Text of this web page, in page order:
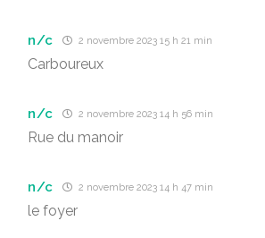
n/c 2 novembre 2023 15 h 21 min
Carboureux
n/c 2 novembre 2023 14 h 56 min
Rue du manoir
n/c 2 novembre 2023 14 h 47 min
le foyer